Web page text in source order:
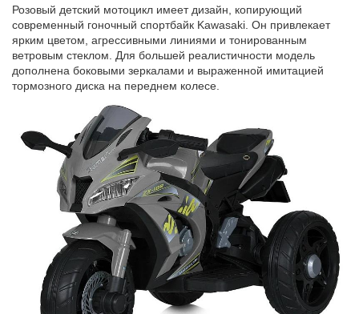
Розовый детский мотоцикл имеет дизайн, копирующий
современный гоночный спортбайк Kawasaki. Он привлекает
ярким цветом, агрессивными линиями и тонированным
ветровым стеклом. Для большей реалистичности модель
дополнена боковыми зеркалами и выраженной имитацией
тормозного диска на переднем колесе.